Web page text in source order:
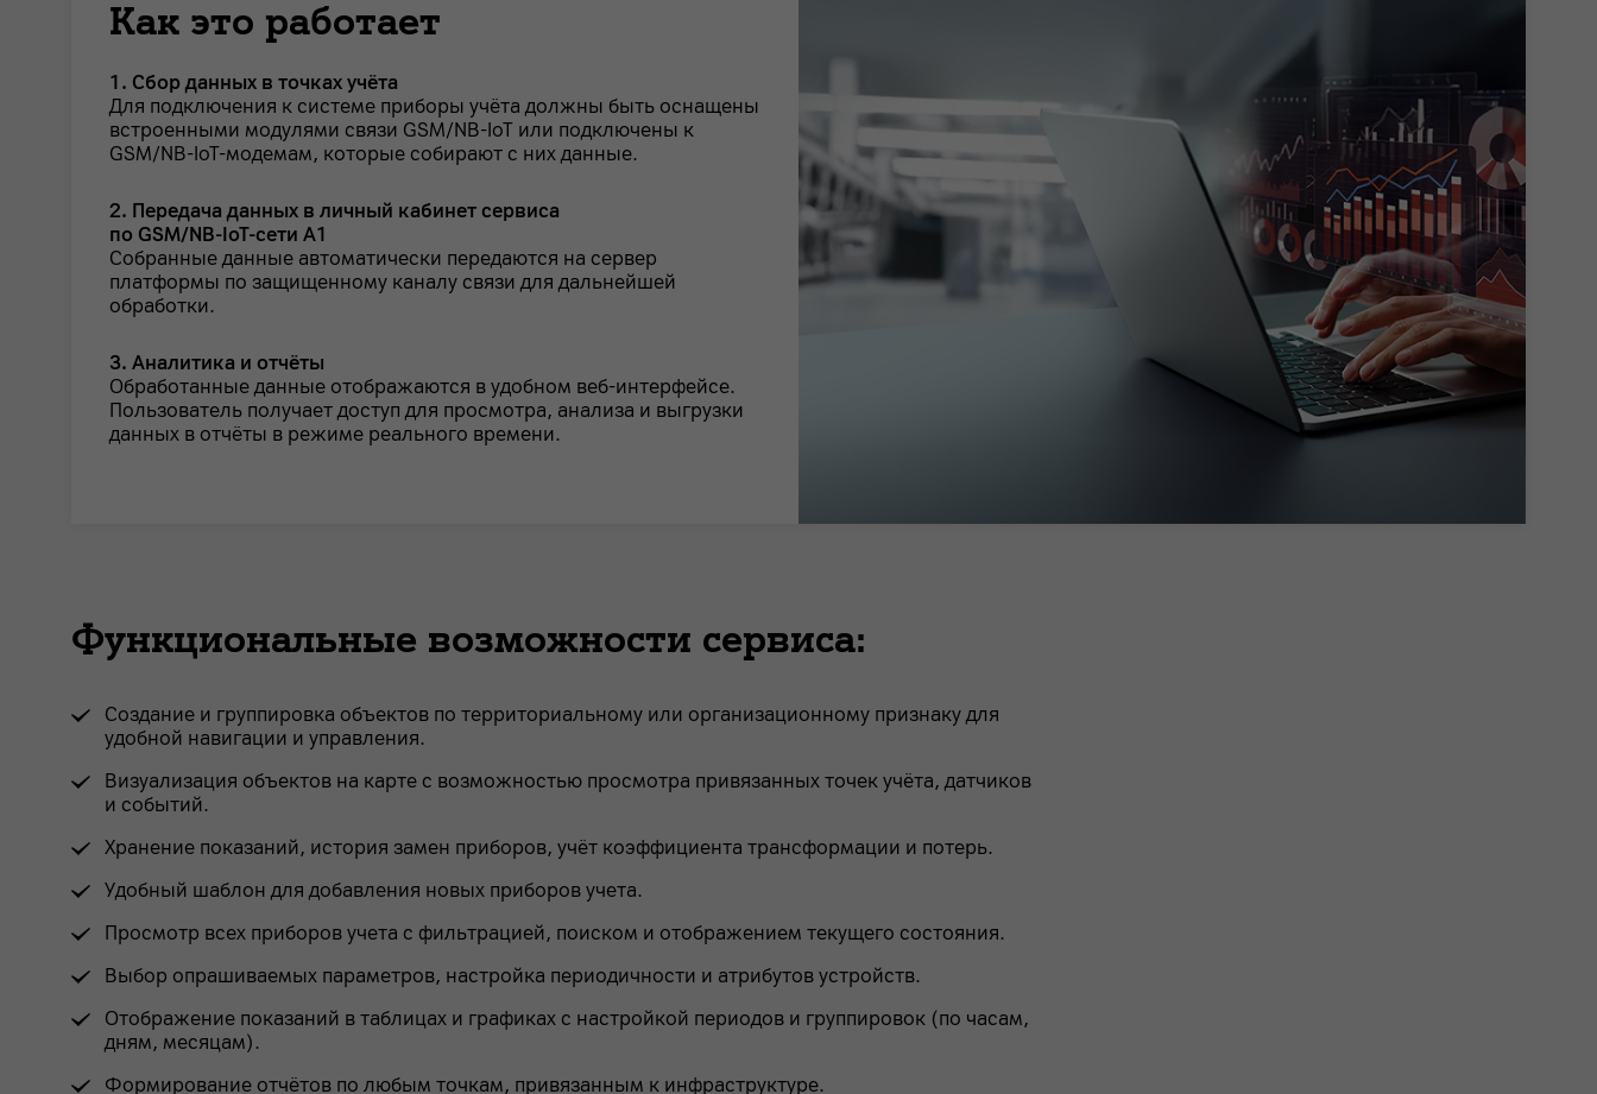
Как это работает
1. Сбор данных в точках учёта
Для подключения к системе приборы учёта должны быть оснащены
встроенными модулями связи GSM/NB-IoT или подключены к
GSM/NB-IoT-модемам, которые собирают с них данные.
2. Передача данных в личный кабинет сервиса
по GSM/NB-IoT-сети А1
Собранные данные автоматически передаются на сервер
платформы по защищенному каналу связи для дальнейшей
обработки.
3. Аналитика и отчёты
Обработанные данные отображаются в удобном веб-интерфейсе.
Пользователь получает доступ для просмотра, анализа и выгрузки
данных в отчёты в режиме реального времени.
Функциональные возможности сервиса:
Создание и группировка объектов по территориальному или организационному признаку для
удобной навигации и управления.
Визуализация объектов на карте с возможностью просмотра привязанных точек учёта, датчиков
и событий.
Хранение показаний, история замен приборов, учёт коэффициента трансформации и потерь.
Удобный шаблон для добавления новых приборов учета.
Просмотр всех приборов учета с фильтрацией, поиском и отображением текущего состояния.
Выбор опрашиваемых параметров, настройка периодичности и атрибутов устройств.
Отображение показаний в таблицах и графиках с настройкой периодов и группировок (по часам,
дням, месяцам).
Формирование отчётов по любым точкам, привязанным к инфраструктуре.